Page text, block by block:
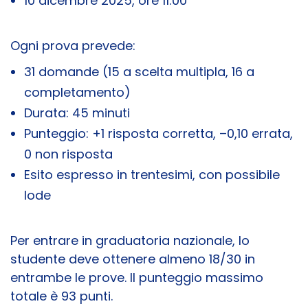
Ogni prova prevede:
31 domande (15 a scelta multipla, 16 a
completamento)
Durata: 45 minuti
Punteggio: +1 risposta corretta, –0,10 errata,
0 non risposta
Esito espresso in trentesimi, con possibile
lode
Per entrare in graduatoria nazionale, lo
studente deve ottenere almeno 18/30 in
entrambe le prove. Il punteggio massimo
totale è 93 punti.